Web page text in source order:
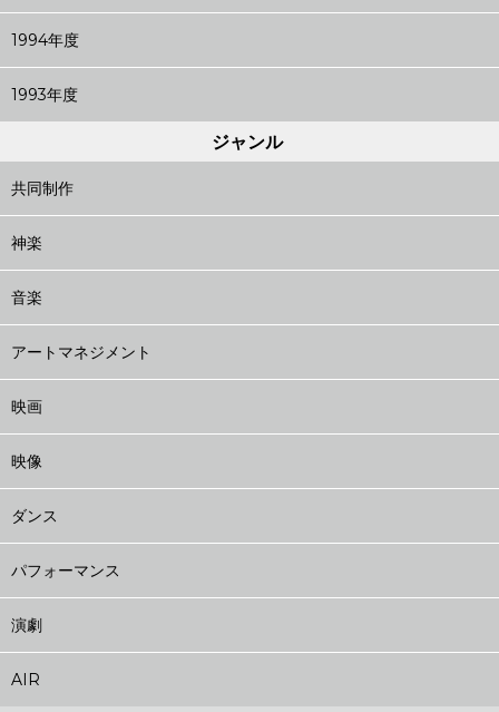
1994年度
1993年度
ジャンル
共同制作
神楽
音楽
アートマネジメント
映画
映像
ダンス
パフォーマンス
演劇
AIR